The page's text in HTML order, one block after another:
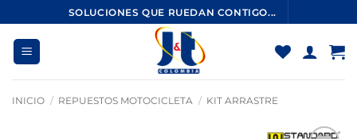
al
contenido
SOLUCIONES QUE RUEDAN CONTIGO...
INICIO / REPUESTOS MOTOCICLETA / KIT ARRASTRE